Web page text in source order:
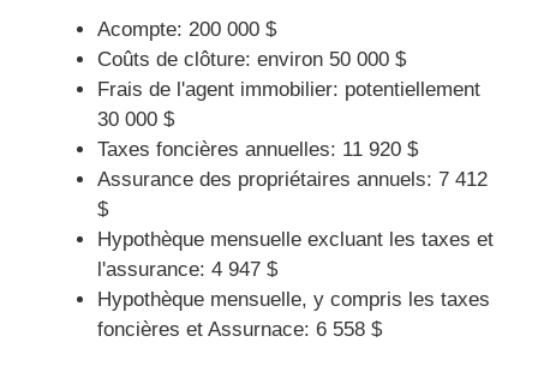
Acompte: 200 000 $
Coûts de clôture: environ 50 000 $
Frais de l'agent immobilier: potentiellement
30 000 $
Taxes foncières annuelles: 11 920 $
Assurance des propriétaires annuels: 7 412
$
Hypothèque mensuelle excluant les taxes et
l'assurance: 4 947 $
Hypothèque mensuelle, y compris les taxes
foncières et Assurnace: 6 558 $